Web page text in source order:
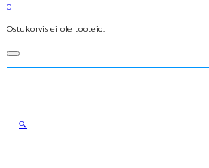
0
Ostukorvis ei ole tooteid.
🔍